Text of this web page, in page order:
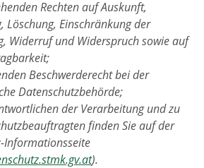
Rechten auf Auskunft,
Löschung, Einschränkung der
Widerruf und Widerspruch sowie auf
Beschwerderecht bei der
Datenschutzbehörde;
der Verarbeitung und zu
finden Sie auf der
Informationsseite
).